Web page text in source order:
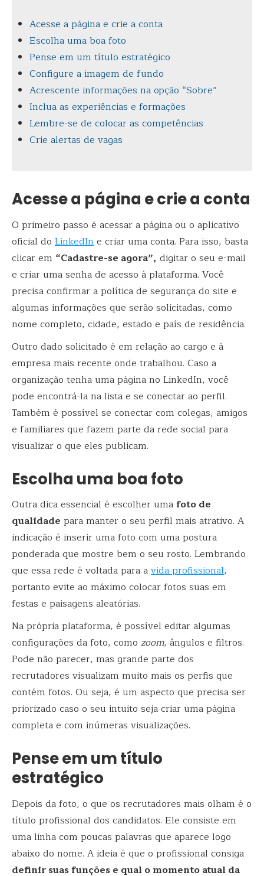
Acesse a página e crie a conta
Escolha uma boa foto
Pense em um título estratégico
Configure a imagem de fundo
Acrescente informações na opção “Sobre”
Inclua as experiências e formações
Lembre-se de colocar as competências
Crie alertas de vagas
Acesse a página e crie a conta
O primeiro passo é acessar a página ou o aplicativo
oficial do LinkedIne criar uma conta. Para isso, basta
clicar em “Cadastre-se agora”, digitar o seu e-mail
e criar uma senha de acesso à plataforma. Você
precisa confirmar a política de segurança do site e
algumas informações que serão solicitadas, como
nome completo, cidade, estado e país de residência.
Outro dado solicitado é em relação ao cargo e à
empresa mais recente onde trabalhou. Caso a
organização tenha uma página no LinkedIn, você
pode encontrá-la na lista e se conectar ao perfil.
Também é possível se conectar com colegas, amigos
e familiares que fazem parte da rede social para
visualizar o que eles publicam.
Escolha uma boa foto
Outra dica essencial é escolher umafoto de
qualidade para manter o seu perfil mais atrativo. A
indicação é inserir uma foto com uma postura
ponderada que mostre bem o seu rosto. Lembrando
que essa rede é voltada para avida profissional,
portanto evite ao máximo colocar fotos suas em
festas e paisagens aleatórias.
Na própria plataforma, é possível editar algumas
configurações da foto, como zoom, ângulos e filtros.
Pode não parecer, mas grande parte dos
recrutadores visualizam muito mais os perfis que
contém fotos. Ou seja, é um aspecto que precisa ser
priorizado caso o seu intuito seja criar uma página
completa e com inúmeras visualizações.
Pense em um título
estratégico
Depois da foto, o que os recrutadores mais olham é o
título profissional dos candidatos. Ele consiste em
uma linha com poucas palavras que aparece logo
abaixo do nome. A ideia é que o profissional consiga
definir suas funções e qual o momento atual da